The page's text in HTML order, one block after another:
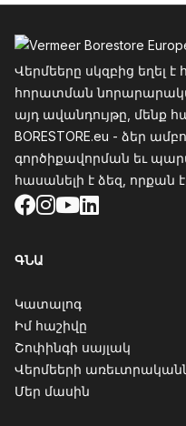
Վերմեերը սկզբից եղել
հորատման
այդ ավանդույթը, մենք
BORESTORE.eu - ձեր
գործիքավորման եւ
հասանելի է ձեզ, որքան
Facebook
Instagram
YouTube
LinkedIn
ԳՆԱ
Կատալոգ
Իմ հաշիվը
Շոփինգի սայլակ
Վերմեերի
Մեր մասին